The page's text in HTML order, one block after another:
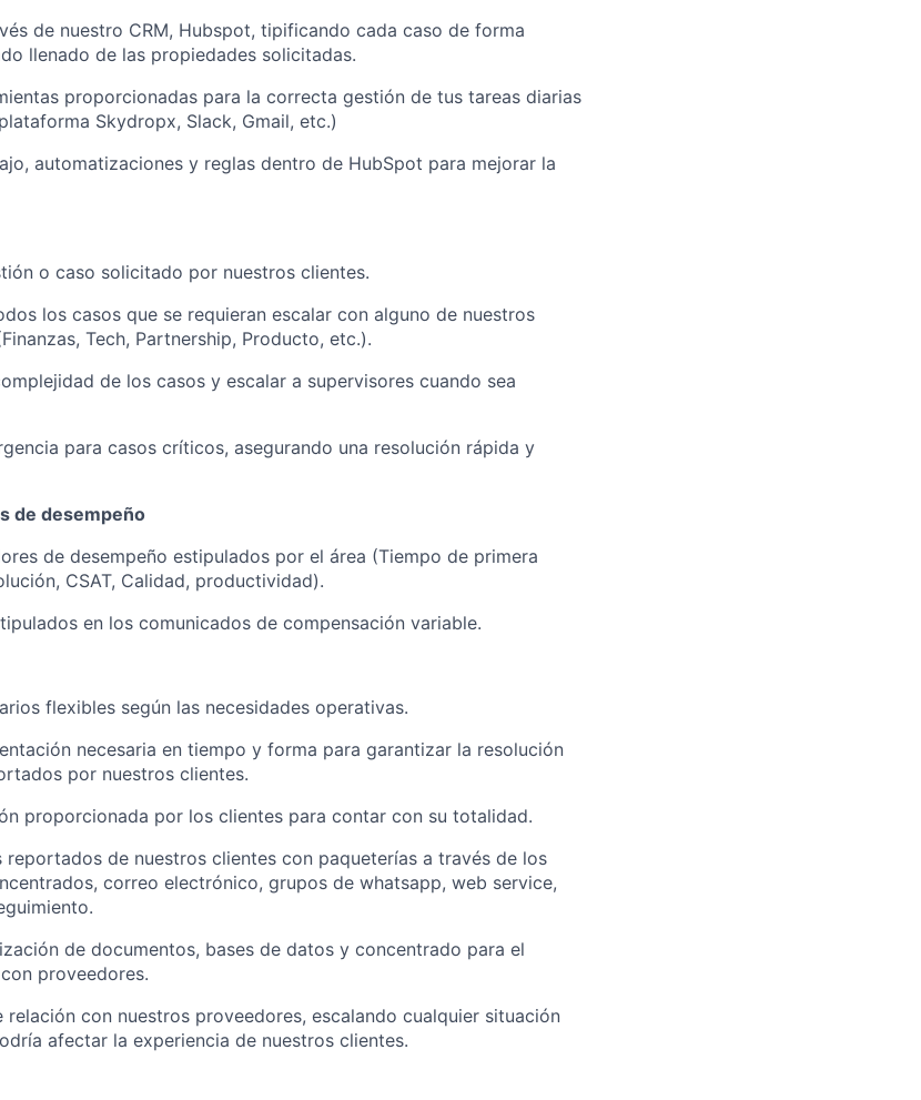
de nuestro CRM, Hubspot, tipificando cada caso de forma
llenado de las propiedades solicitadas.
proporcionadas para la correcta gestión de tus tareas diarias
Skydropx, Slack, Gmail, etc.)
automatizaciones y reglas dentro de HubSpot para mejorar la
o caso solicitado por nuestros clientes.
los casos que se requieran escalar con alguno de nuestros
Tech, Partnership, Producto, etc.).
de los casos y escalar a supervisores cuando sea
para casos críticos, asegurando una resolución rápida y
de desempeño
de desempeño estipulados por el área (Tiempo de primera
CSAT, Calidad, productividad).
en los comunicados de compensación variable.
flexibles según las necesidades operativas.
necesaria en tiempo y forma para garantizar la resolución
por nuestros clientes.
proporcionada por los clientes para contar con su totalidad.
reportados de nuestros clientes con paqueterías a través de los
correo electrónico, grupos de whatsapp, web service,
de documentos, bases de datos y concentrado para el
proveedores.
relación con nuestros proveedores, escalando cualquier situación
afectar la experiencia de nuestros clientes.